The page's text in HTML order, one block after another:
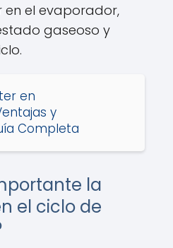
el evaporador,
gaseoso y
en
y
Completa
la
el ciclo de